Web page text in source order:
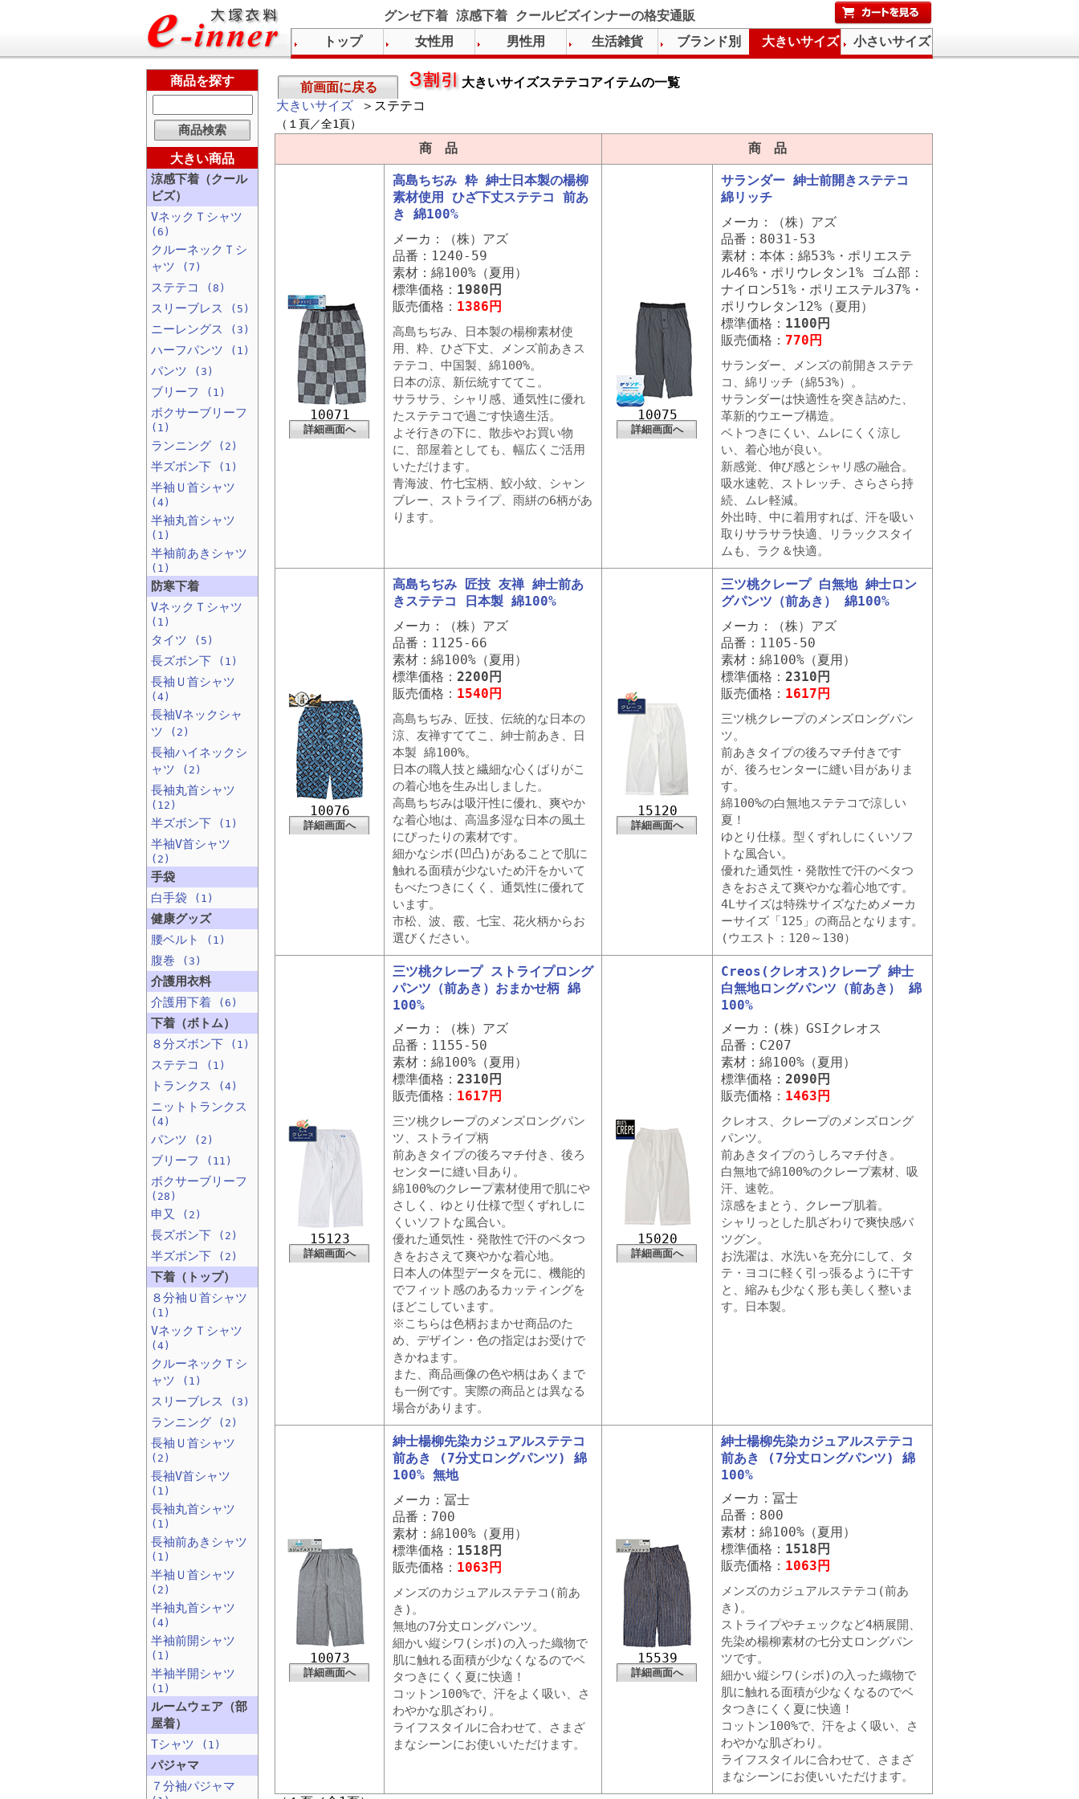
グンゼ下着 涼感下着 クールビズインナーの格安通販
前画面に戻る
大きいサイズステテコアイテムの一覧
大きいサイズ ＞ステテコ
（１頁／全1頁）
商 品 商 品
10071
詳細画面へ
高島ちぢみ 粋 紳士日本製の楊柳
素材使用 ひざ下丈ステテコ 前あ
き 綿100%
メーカ：（株）アズ
品番：1240-59
素材：綿100%（夏用）
標準価格： 1980円
販売価格： 1386円
高島ちぢみ、日本製の楊柳素材使
用、粋、ひざ下丈、メンズ前あきス
テテコ、中国製、綿100%。
日本の涼、新伝統すててこ。
サラサラ、シャリ感、通気性に優れ
たステテコで過ごす快適生活。
よそ行きの下に、散歩やお買い物
に、部屋着としても、幅広くご活用
いただけます。
青海波、竹七宝柄、鮫小紋、シャン
ブレー、ストライプ、雨絣の6柄があ
ります。
10075
詳細画面へ
サランダー 紳士前開きステテコ
綿リッチ
メーカ：（株）アズ
品番：8031-53
素材：本体：綿53%・ポリエステ
ル46%・ポリウレタン1% ゴム部：
ナイロン51%・ポリエステル37%・
ポリウレタン12%（夏用）
標準価格： 1100円
販売価格： 770円
サランダー、メンズの前開きステテ
コ、綿リッチ（綿53%）。
サランダーは快適性を突き詰めた、
革新的ウエーブ構造。
ベトつきにくい、ムレにくく涼し
い、着心地が良い。
新感覚、伸び感とシャリ感の融合。
吸水速乾、ストレッチ、さらさら持
続、ムレ軽減。
外出時、中に着用すれば、汗を吸い
取りサラサラ快適、リラックスタイ
ムも、ラク＆快適。
10076
詳細画面へ
高島ちぢみ 匠技 友禅 紳士前あ
きステテコ 日本製 綿100%
メーカ：（株）アズ
品番：1125-66
素材：綿100%（夏用）
標準価格： 2200円
販売価格： 1540円
高島ちぢみ、匠技、伝統的な日本の
涼、友禅すててこ、紳士前あき、日
本製 綿100%。
日本の職人技と繊細な心くばりがこ
の着心地を生み出しました。
高島ちぢみは吸汗性に優れ、爽やか
な着心地は、高温多湿な日本の風土
にぴったりの素材です。
細かなシボ(凹凸)があることで肌に
触れる面積が少ないため汗をかいて
もべたつきにくく、通気性に優れて
います。
市松、波、霰、七宝、花火柄からお
選びください。
15120
詳細画面へ
三ツ桃クレープ 白無地 紳士ロン
グパンツ（前あき） 綿100%
メーカ：（株）アズ
品番：1105-50
素材：綿100%（夏用）
標準価格： 2310円
販売価格： 1617円
三ツ桃クレープのメンズロングパン
ツ。
前あきタイプの後ろマチ付きです
が、後ろセンターに縫い目がありま
す。
綿100%の白無地ステテコで涼しい
夏！
ゆとり仕様。型くずれしにくいソフ
トな風合い。
優れた通気性・発散性で汗のベタつ
きをおさえて爽やかな着心地です。
4Lサイズは特殊サイズなためメーカ
ーサイズ「125」の商品となります。
(ウエスト：120～130）
15123
詳細画面へ
三ツ桃クレープ ストライプロング
パンツ（前あき）おまかせ柄 綿
100%
メーカ：（株）アズ
品番：1155-50
素材：綿100%（夏用）
標準価格： 2310円
販売価格： 1617円
三ツ桃クレープのメンズロングパン
ツ、ストライプ柄
前あきタイプの後ろマチ付き、後ろ
センターに縫い目あり。
綿100%のクレープ素材使用で肌にや
さしく、ゆとり仕様で型くずれしに
くいソフトな風合い。
優れた通気性・発散性で汗のベタつ
きをおさえて爽やかな着心地。
日本人の体型データを元に、機能的
でフィット感のあるカッティングを
ほどこしています。
※こちらは色柄おまかせ商品のた
め、デザイン・色の指定はお受けで
きかねます。
また、商品画像の色や柄はあくまで
も一例です。実際の商品とは異なる
場合があります。
15020
詳細画面へ
Creos(クレオス)クレープ 紳士
白無地ロングパンツ（前あき） 綿
100%
メーカ：(株）GSIクレオス
品番：C207
素材：綿100%（夏用）
標準価格： 2090円
販売価格： 1463円
クレオス、クレープのメンズロング
パンツ。
前あきタイプのうしろマチ付き。
白無地で綿100%のクレープ素材、吸
汗、速乾。
涼感をまとう、クレープ肌着。
シャリっとした肌ざわりで爽快感バ
ツグン。
お洗濯は、水洗いを充分にして、タ
テ・ヨコに軽く引っ張るように干す
と、縮みも少なく形も美しく整いま
す。日本製。
10073
詳細画面へ
紳士楊柳先染カジュアルステテコ
前あき (7分丈ロングパンツ) 綿
100% 無地
メーカ：冨士
品番：700
素材：綿100%（夏用）
標準価格： 1518円
販売価格： 1063円
メンズのカジュアルステテコ(前あ
き)。
無地の7分丈ロングパンツ。
細かい縦シワ(シボ)の入った織物で
肌に触れる面積が少なくなるのでベ
タつきにくく夏に快適！
コットン100%で、汗をよく吸い、さ
わやかな肌ざわり。
ライフスタイルに合わせて、さまざ
まなシーンにお使いいただけます。
15539
詳細画面へ
紳士楊柳先染カジュアルステテコ
前あき (7分丈ロングパンツ) 綿
100%
メーカ：冨士
品番：800
素材：綿100%（夏用）
標準価格： 1518円
販売価格： 1063円
メンズのカジュアルステテコ(前あ
き)。
ストライプやチェックなど4柄展開、
先染め楊柳素材の七分丈ロングパン
ツです。
細かい縦シワ(シボ)の入った織物で
肌に触れる面積が少なくなるのでベ
タつきにくく夏に快適！
コットン100%で、汗をよく吸い、さ
わやかな肌ざわり。
ライフスタイルに合わせて、さまざ
まなシーンにお使いいただけます。
商品を探す
大きい商品
涼感下着（クール
ビズ）
VネックＴシャツ
(6)
クルーネックＴシ
ャツ
(7)
ステテコ (8)
スリーブレス (5)
ニーレングス (3)
ハーフパンツ (1)
パンツ (3)
ブリーフ (1)
ボクサーブリーフ
(1)
ランニング (2)
半ズボン下 (1)
半袖Ｕ首シャツ
(4)
半袖丸首シャツ
(1)
半袖前あきシャツ
(1)
防寒下着
VネックＴシャツ
(1)
タイツ (5)
長ズボン下 (1)
長袖Ｕ首シャツ
(4)
長袖Vネックシャ
ツ
(2)
長袖ハイネックシ
ャツ
(2)
長袖丸首シャツ
(12)
半ズボン下 (1)
半袖V首シャツ
(2)
手袋
白手袋
(1)
健康グッズ
腰ベルト
(1)
腹巻 (3)
介護用衣料
介護用下着
(6)
下着（ボトム）
８分ズボン下
(1)
ステテコ (1)
トランクス (4)
ニットトランクス
(4)
パンツ (2)
ブリーフ (11)
ボクサーブリーフ
(28)
申又 (2)
長ズボン下 (2)
半ズボン下 (2)
下着（トップ）
８分袖Ｕ首シャツ
(1)
VネックＴシャツ
(4)
クルーネックＴシ
ャツ
(1)
スリーブレス (3)
ランニング (2)
長袖Ｕ首シャツ
(2)
長袖V首シャツ
(1)
長袖丸首シャツ
(1)
長袖前あきシャツ
(1)
半袖Ｕ首シャツ
(2)
半袖丸首シャツ
(4)
半袖前開シャツ
(1)
半袖半開シャツ
(1)
ルームウェア（部
屋着）
Tシャツ
(1)
パジャマ
７分袖パジャマ
トップ 女性用 男性用 生活雑貨 ブランド別 大きいサイズ 小さいサイズ